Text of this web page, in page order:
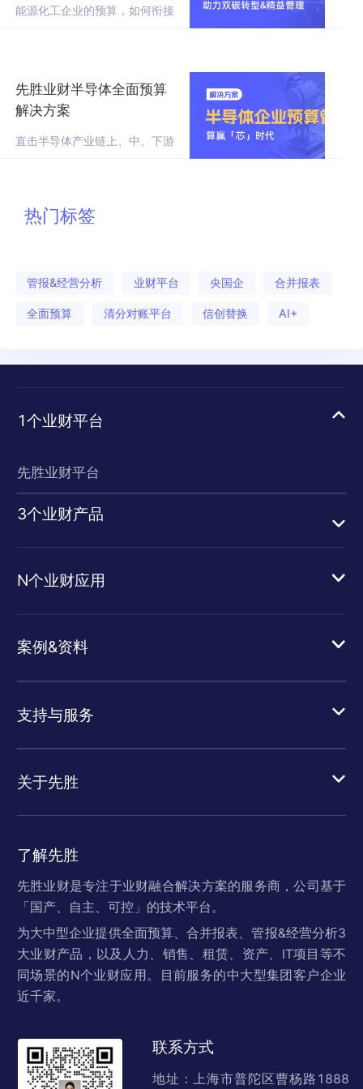
能源化工企业的预算，如何衔接
先胜业财半导体全面预算
解决方案
直击半导体产业链上、中、下游
热门标签
管报&经营分析 业财平台 央国企 合并报表
全面预算 清分对账平台 信创替换 AI+
1个业财平台
先胜业财平台
3个业财产品
N个业财应用
案例&资料
支持与服务
关于先胜
了解先胜
先胜业财是专注于业财融合解决方案的服务商，公司基于
「国产、自主、可控」的技术平台。
为大中型企业提供全面预算、合并报表、管报&经营分析3
大业财产品，以及人力、销售、租赁、资产、IT项目等不
同场景的N个业财应用。目前服务的中大型集团客户企业
近千家。
联系方式
地址：上海市普陀区曹杨路1888